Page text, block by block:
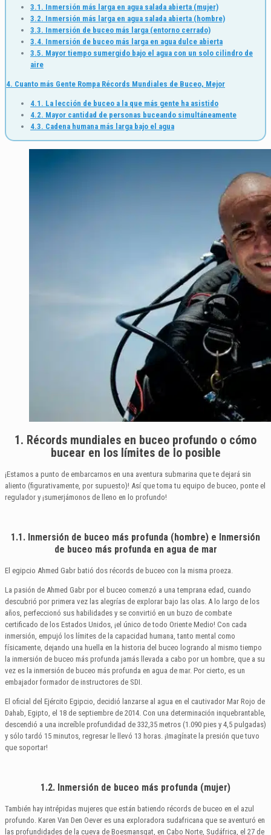
3.1. Inmersión más larga en agua salada abierta (mujer)
3.2. Inmersión más larga en agua salada abierta (hombre)
3.3. Inmersión de buceo más larga (entorno cerrado)
3.4. Inmersión de buceo más larga en agua dulce abierta
3.5. Mayor tiempo sumergido bajo el agua con un solo cilindro de
aire
4. Cuanto más Gente Rompa Récords Mundiales de Buceo, Mejor
4.1. La lección de buceo a la que más gente ha asistido
4.2. Mayor cantidad de personas buceando simultáneamente
4.3. Cadena humana más larga bajo el agua
1. Récords mundiales en buceo profundo o cómo
bucear en los límites de lo posible
¡Estamos a punto de embarcarnos en una aventura submarina que te dejará sin
aliento (figurativamente, por supuesto)! Así que toma tu equipo de buceo, ponte el
regulador y ¡sumerjámonos de lleno en lo profundo!
1.1. Inmersión de buceo más profunda (hombre) e Inmersión
de buceo más profunda en agua de mar
El egipcio Ahmed Gabr batió dos récords de buceo con la misma proeza.
La pasión de Ahmed Gabr por el buceo comenzó a una temprana edad, cuando
descubrió por primera vez las alegrías de explorar bajo las olas. A lo largo de los
años, perfeccionó sus habilidades y se convirtió en un buzo de combate
certificado de los Estados Unidos, ¡el único de todo Oriente Medio! Con cada
inmersión, empujó los límites de la capacidad humana, tanto mental como
físicamente, dejando una huella en la historia del buceo logrando al mismo tiempo
la inmersión de buceo más profunda jamás llevada a cabo por un hombre, que a su
vez es la inmersión de buceo más profunda en agua de mar. Por cierto, es un
embajador formador de instructores de SDI.
El oficial del Ejército Egipcio, decidió lanzarse al agua en el cautivador Mar Rojo de
Dahab, Egipto, el 18 de septiembre de 2014. Con una determinación inquebrantable,
descendió a una increíble profundidad de 332,35 metros (1.090 pies y 4,5 pulgadas)
y sólo tardó 15 minutos, regresar le llevó 13 horas. ¡Imagínate la presión que tuvo
que soportar!
1.2. Inmersión de buceo más profunda (mujer)
También hay intrépidas mujeres que están batiendo récords de buceo en el azul
profundo. Karen Van Den Oever es una exploradora sudafricana que se aventuró en
las profundidades de la cueva de Boesmansgat, en Cabo Norte, Sudáfrica, el 27 de